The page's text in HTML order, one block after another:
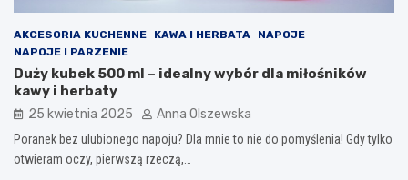
AKCESORIA KUCHENNE KAWA I HERBATA
NAPOJE
NAPOJE I PARZENIE
Duży kubek 500 ml – idealny wybór dla miłośników
kawy i herbaty
25 kwietnia 2025 Anna Olszewska
Poranek bez ulubionego napoju? Dla mnie to nie do pomyślenia! Gdy tylko
otwieram oczy, pierwszą rzeczą,…